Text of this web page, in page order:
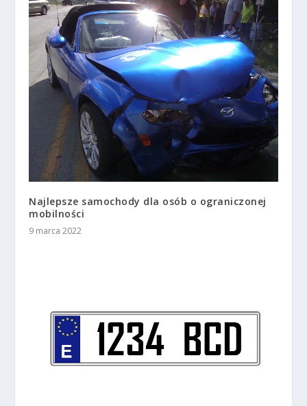
Najlepsze samochody dla osób o ograniczonej
mobilności
9 marca 2022